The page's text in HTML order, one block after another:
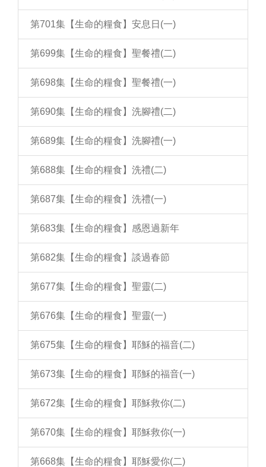
第701集【生命的糧食】安息日(一)
第699集【生命的糧食】聖餐禮(二)
第698集【生命的糧食】聖餐禮(一)
第690集【生命的糧食】洗腳禮(二)
第689集【生命的糧食】洗腳禮(一)
第688集【生命的糧食】洗禮(二)
第687集【生命的糧食】洗禮(一)
第683集【生命的糧食】感恩過新年
第682集【生命的糧食】談過春節
第677集【生命的糧食】聖靈(二)
第676集【生命的糧食】聖靈(一)
第675集【生命的糧食】耶穌的福音(二)
第673集【生命的糧食】耶穌的福音(一)
第672集【生命的糧食】耶穌救你(二)
第670集【生命的糧食】耶穌救你(一)
第668集【生命的糧食】耶穌愛你(二)